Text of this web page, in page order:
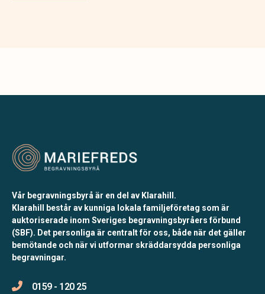
Vår begravningsbyrå är en del av Klarahill.
Klarahill består av kunniga lokala familjeföretag som är
auktoriserade inom Sveriges begravningsbyråers förbund
(SBF). Det personliga är centralt för oss, både när det gäller
bemötande och när vi utformar skräddarsydda personliga
begravningar.
0159 - 120 25